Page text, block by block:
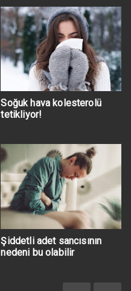
Soğuk hava kolesterolü
tetikliyor!
Şiddetli adet sancısının
nedeni bu olabilir